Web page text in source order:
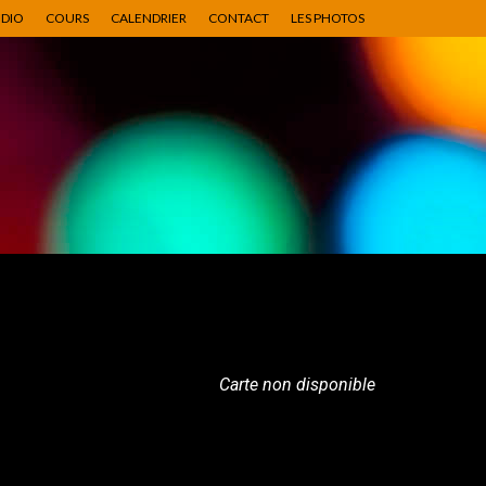
COURS CALENDRIER CONTACT LES PHOTOS
Carte non disponible